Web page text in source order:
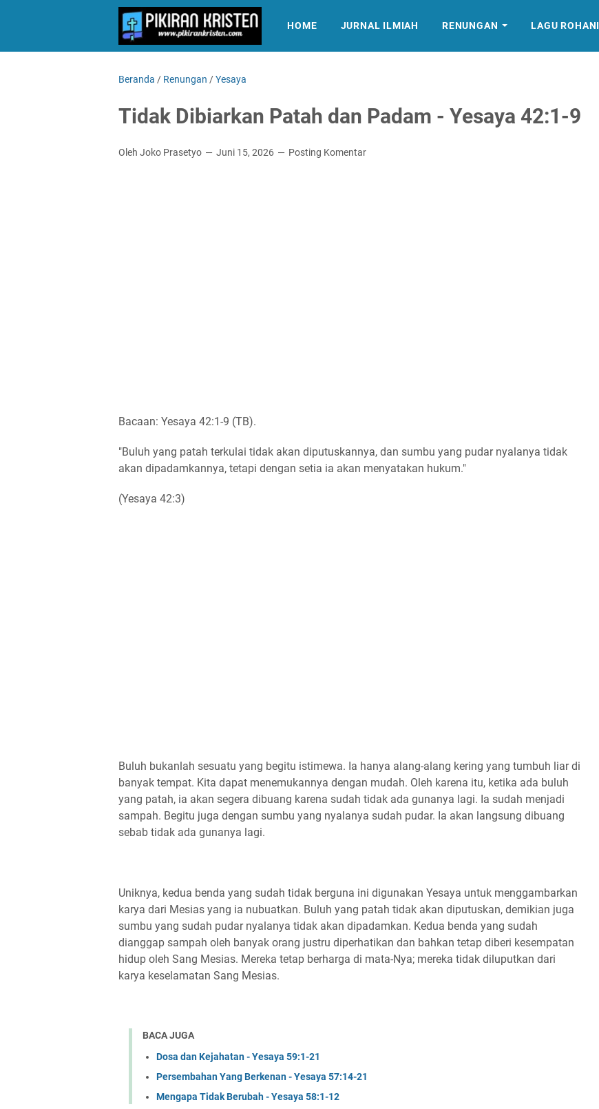
HOME JURNAL ILMIAH RENUNGAN LAGU ROHANI
Beranda / Renungan /Yesaya
Tidak Dibiarkan Patah dan Padam - Yesaya 42:1-9
Oleh Joko Prasetyo Juni 15, 2026 Posting Komentar
Bacaan: Yesaya 42:1-9 (TB).
"Buluh yang patah terkulai tidak akan diputuskannya, dan sumbu yang pudar nyalanya tidak
akan dipadamkannya, tetapi dengan setia ia akan menyatakan hukum."
(Yesaya 42:3)
Buluh bukanlah sesuatu yang begitu istimewa. Ia hanya alang-alang kering yang tumbuh liar di
banyak tempat. Kita dapat menemukannya dengan mudah. Oleh karena itu, ketika ada buluh
yang patah, ia akan segera dibuang karena sudah tidak ada gunanya lagi. Ia sudah menjadi
sampah. Begitu juga dengan sumbu yang nyalanya sudah pudar. Ia akan langsung dibuang
sebab tidak ada gunanya lagi.
Uniknya, kedua benda yang sudah tidak berguna ini digunakan Yesaya untuk menggambarkan
karya dari Mesias yang ia nubuatkan. Buluh yang patah tidak akan diputuskan, demikian juga
sumbu yang sudah pudar nyalanya tidak akan dipadamkan. Kedua benda yang sudah
dianggap sampah oleh banyak orang justru diperhatikan dan bahkan tetap diberi kesempatan
hidup oleh Sang Mesias. Mereka tetap berharga di mata-Nya; mereka tidak diluputkan dari
karya keselamatan Sang Mesias.
BACA JUGA
Dosa dan Kejahatan - Yesaya 59:1-21
Persembahan Yang Berkenan - Yesaya 57:14-21
Mengapa Tidak Berubah - Yesaya 58:1-12